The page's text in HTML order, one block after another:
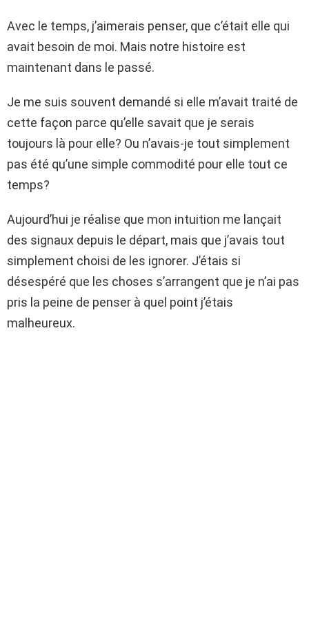
Avec le temps, j’aimerais penser, que c’était elle qui
avait besoin de moi. Mais notre histoire est
maintenant dans le passé.
Je me suis souvent demandé si elle m’avait traité de
cette façon parce qu’elle savait que je serais
toujours là pour elle? Ou n’avais-je tout simplement
pas été qu’une simple commodité pour elle tout ce
temps?
Aujourd’hui je réalise que mon intuition me lançait
des signaux depuis le départ, mais que j’avais tout
simplement choisi de les ignorer. J’étais si
désespéré que les choses s’arrangent que je n’ai pas
pris la peine de penser à quel point j’étais
malheureux.